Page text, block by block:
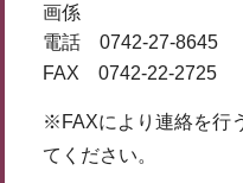
画係
電話 0742-27-8645
FAX 0742-22-2725
※FAXにより連絡を行
てください。